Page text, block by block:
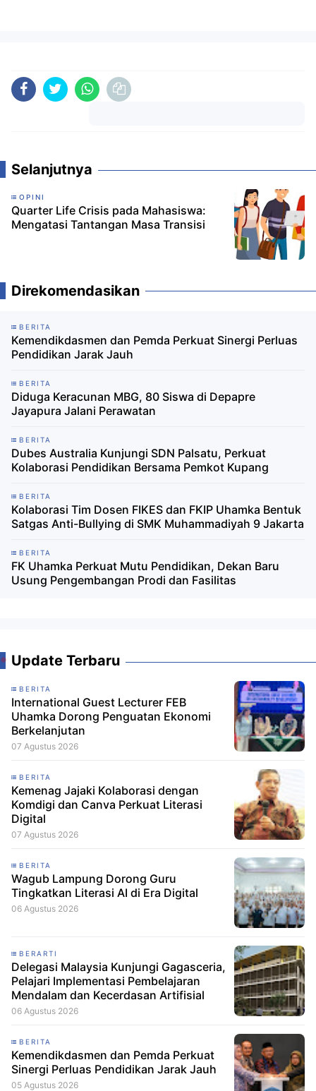
Selanjutnya
OPINI
Quarter Life Crisis pada Mahasiswa:
Mengatasi Tantangan Masa Transisi
Direkomendasikan
BERITA
Kemendikdasmen dan Pemda Perkuat Sinergi Perluas
Pendidikan Jarak Jauh
BERITA
Diduga Keracunan MBG, 80 Siswa di Depapre
Jayapura Jalani Perawatan
BERITA
Dubes Australia Kunjungi SDN Palsatu, Perkuat
Kolaborasi Pendidikan Bersama Pemkot Kupang
BERITA
Kolaborasi Tim Dosen FIKES dan FKIP Uhamka Bentuk
Satgas Anti-Bullying di SMK Muhammadiyah 9 Jakarta
BERITA
FK Uhamka Perkuat Mutu Pendidikan, Dekan Baru
Usung Pengembangan Prodi dan Fasilitas
Update Terbaru
BERITA
International Guest Lecturer FEB
Uhamka Dorong Penguatan Ekonomi
Berkelanjutan
07 Agustus 2026
BERITA
Kemenag Jajaki Kolaborasi dengan
Komdigi dan Canva Perkuat Literasi
Digital
07 Agustus 2026
BERITA
Wagub Lampung Dorong Guru
Tingkatkan Literasi AI di Era Digital
06 Agustus 2026
BERARTI
Delegasi Malaysia Kunjungi Gagasceria,
Pelajari Implementasi Pembelajaran
Mendalam dan Kecerdasan Artifisial
06 Agustus 2026
BERITA
Kemendikdasmen dan Pemda Perkuat
Sinergi Perluas Pendidikan Jarak Jauh
05 Agustus 2026